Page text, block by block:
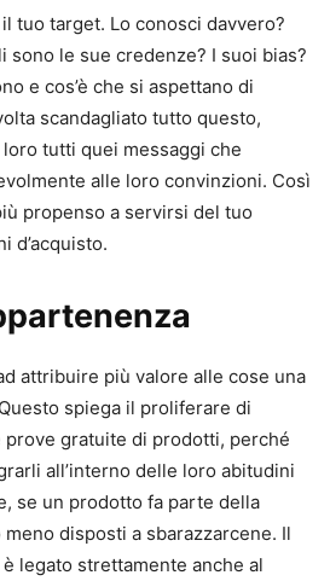
tuo target. Lo conosci davvero?
sono le sue credenze? I suoi bias?
e cos’è che si aspettano di
scandagliato tutto questo,
tutti quei messaggi che
alle loro convinzioni. Così
propenso a servirsi del tuo
d’acquisto.
attribuire più valore alle cose una
spiega il proliferare di
gratuite di prodotti, perché
all’interno delle loro abitudini
se un prodotto fa parte della
disposti a sbarazzarcene. Il
legato strettamente anche al